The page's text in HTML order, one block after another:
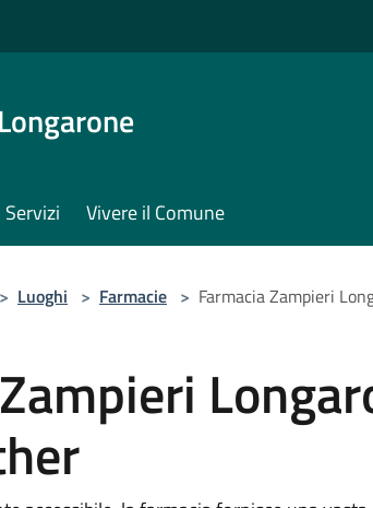
Servizi Vivere il Comune
> Luoghi > Farmacie > Farmacia Zampieri